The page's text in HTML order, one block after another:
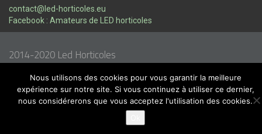
contact@led-horticoles.eu
Facebook : Amateurs de LED horticoles
2014-2020 Led Horticoles
Nous utilisons des cookies pour vous garantir la meilleure
expérience sur notre site. Si vous continuez à utiliser ce dernier,
nous considérerons que vous acceptez l'utilisation des cookies.